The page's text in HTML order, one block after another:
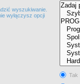
wyszukiwanie.
wyłączysz opcji
Tak